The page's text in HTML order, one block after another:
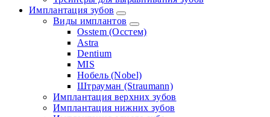
Имплантация зубов
Виды имплантов
Osstem (Осстем)
Astra
Dentium
MIS
Нобель (Nobel)
Штрауман (Straumann)
Имплантация верхних зубов
Имплантация нижних зубов